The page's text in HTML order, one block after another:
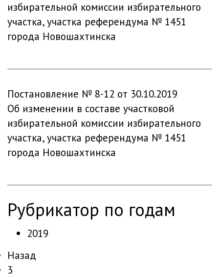
избирательной комиссии избирательного
участка, участка референдума № 1451
города Новошахтинска
Постановление № 8-12 от 30.10.2019
Об изменении в составе участковой
избирательной комиссии избирательного
участка, участка референдума № 1451
города Новошахтинска
рубрикатор по годам
2019
Назад
3